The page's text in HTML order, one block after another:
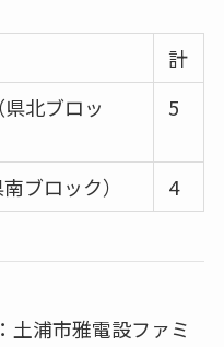
計
（県北ブロッ
5
南ブロック） 4
浦市雅電設ファミ